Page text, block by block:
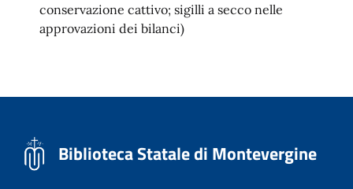
conservazione cattivo; sigilli a secco nelle
approvazioni dei bilanci)
Biblioteca Statale di Montevergine